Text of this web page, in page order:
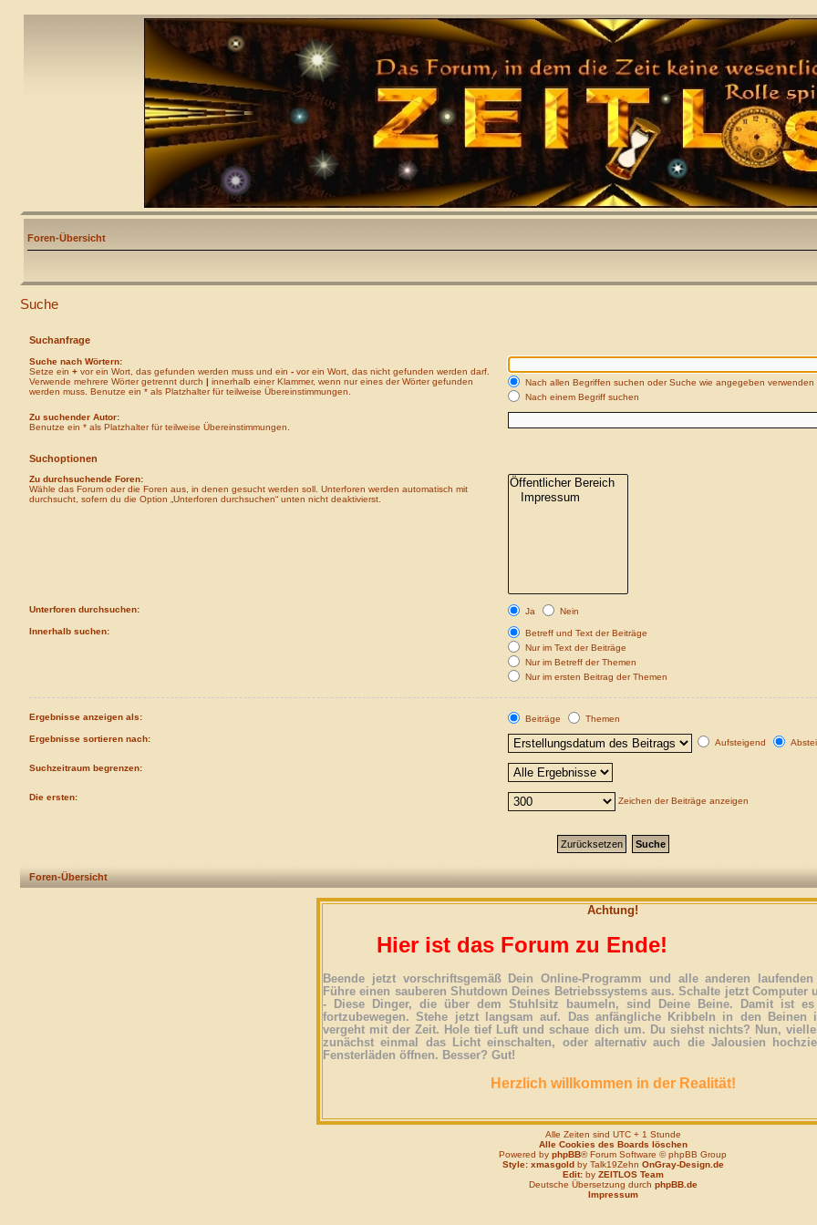
Foren-Übersicht
Suche
Suchanfrage
Suche nach Wörtern:
Setze ein + vor ein Wort, das gefunden werden muss und ein - vor ein Wort, das nicht gefunden werden darf.
Verwende mehrere Wörter getrennt durch | innerhalb einer Klammer, wenn nur eines der Wörter gefunden
werden muss. Benutze ein * als Platzhalter für teilweise Übereinstimmungen.
Nach allen Begriffen suchen oder Suche wie angegeben verwenden
Nach einem Begriff suchen
Zu suchender Autor:
Benutze ein * als Platzhalter für teilweise Übereinstimmungen.
Suchoptionen
Zu durchsuchende Foren:
Wähle das Forum oder die Foren aus, in denen gesucht werden soll. Unterforen werden automatisch mit
durchsucht, sofern du die Option „Unterforen durchsuchen“ unten nicht deaktivierst.
Unterforen durchsuchen: Ja
Nein
Innerhalb suchen:
Betreff und Text der Beiträge
Nur im Text der Beiträge
Nur im Betreff der Themen
Nur im ersten Beitrag der Themen
Ergebnisse anzeigen als: Beiträge
Themen
Ergebnisse sortieren nach:
Aufsteigend
Suchzeitraum begrenzen:
Die ersten: Zeichen der Beiträge anzeigen
Foren-Übersicht
Achtung!
Hier ist das Forum zu Ende!
Beende jetzt vorschriftsgemäß Dein Online-Programm und alle anderen
Führe einen sauberen Shutdown Deines Betriebssystems aus. Schalte jetzt Computer
- Diese Dinger, die über dem Stuhlsitz baumeln, sind Deine Beine. Damit ist
fortzubewegen. Stehe jetzt langsam auf. Das anfängliche Kribbeln in den Beinen
vergeht mit der Zeit. Hole tief Luft und schaue dich um. Du siehst nichts? Nun,
zunächst einmal das Licht einschalten, oder alternativ auch die Jalousien
Fensterläden öffnen. Besser? Gut!
Herzlich willkommen in der Realität!
Alle Zeiten sind UTC + 1 Stunde
Alle Cookies des Boards löschen
Powered by phpBB® Forum Software © phpBB Group
Style: xmasgoldby Talk19Zehn OnGray-Design.de
Edit:by ZEITLOS Team
Deutsche Übersetzung durch phpBB.de
Impressum